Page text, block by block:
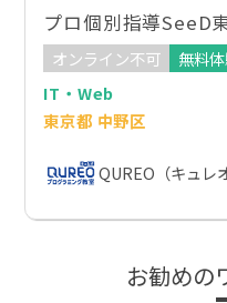
プロ個別指導SeeD
オンライン不可
無料
IT・Web
東京都 中野区
QUREO（キュレ
お勧めの